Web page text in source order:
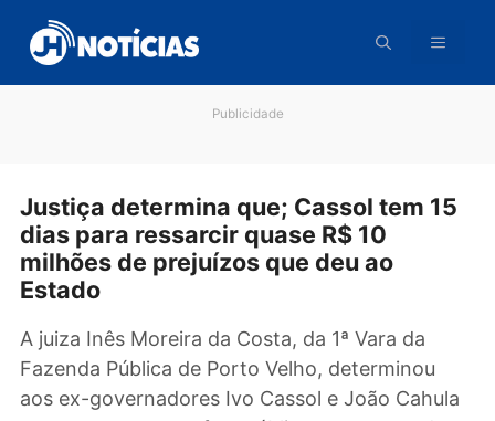
para
conteúdo
Justiça determina que; Cassol tem
dias para ressarcir quase R$ 10
milhões de prejuízos que deu ao
A juiza Inês Moreira da Costa, da 1ª Vara da
Fazenda Pública de Porto Velho, determinou